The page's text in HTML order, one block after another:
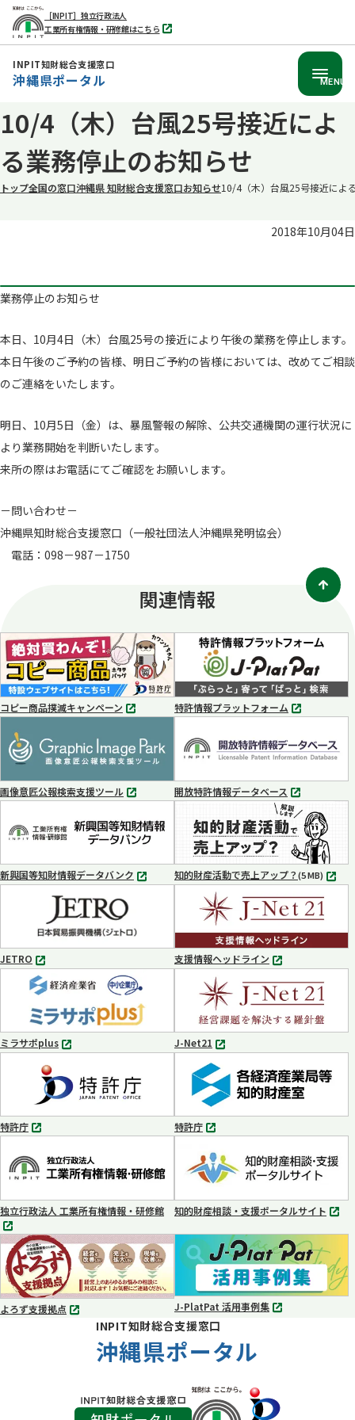
本
文
へ
［INPIT］独立行政法人
工業所有権情報・研修館はこちら
別
タ
INPIT知財総合支援窓口
沖縄県ポータル MENU
10/4（木）台風25号接近によ
る業務停止のお知らせ
トップ全国の窓口沖縄県 知財総合支援窓口お知らせ10/4（木）台風25号接近によ
2018年10月04日
業務停止のお知らせ
本日、10月4日（木）台風25号の接近により午後の業務を停止します。
本日午後のご予約の皆様、明日ご予約の皆様においては、改めてご相談
のご連絡をいたします。
明日、10月5日（金）は、暴風警報の解除、公共交通機関の運行状況に
より業務開始を判断いたします。
来所の際はお電話にてご確認をお願いします。
－問い合わせ－
沖縄県知財総合支援窓口（一般社団法人沖縄県発明協会）
電話：098－987－1750
関連情報
コピー商品撲滅キャンペーン
別
で
開
く
特許情報プラットフォーム
別
ブ
で
く
画像意匠公報検索支援ツール
別
ブ
で
く
開放特許情報データベース
別
タ
ブ
で
開
く
新興国等知財情報データバンク
別
開
く
知的財産活動で売上アップ？(5 MB) MP4
JETRO
別
タ
ブ
で
開
く
支援情報ヘッドライン
別
タ
ブ
で
開
く
ミラサポplus
別
ブ
で
開
く
J-Net21
別
タ
ブ
で
開
く
特許庁
別
ブ
で
く
特許庁
別
ブ
で
開
く
独立行政法人 工業所有権情報・研修館
別
タ
ブ
で
知的財産相談・支援ポータルサイト
別
タ
開
く
よろず支援拠点
別
J-PlatPat 活用事例集
別
INPIT知財総合支援窓口
沖縄県ポータル